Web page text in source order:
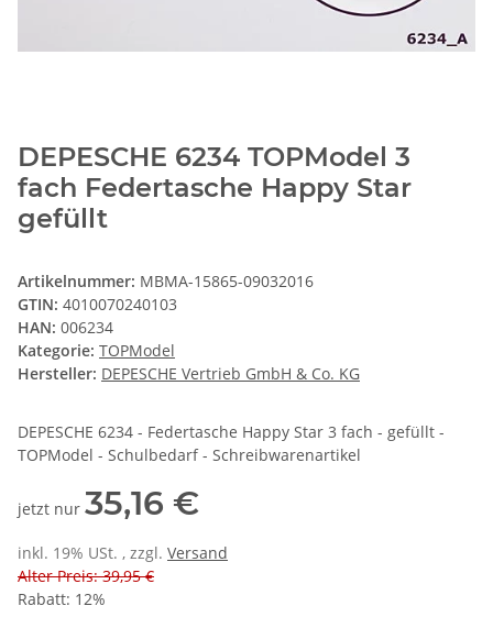
DEPESCHE 6234 TOPModel 3
fach Federtasche Happy Star
gefüllt
Artikelnummer: MBMA-15865-09032016
GTIN: 4010070240103
HAN: 006234
Kategorie: TOPModel
Hersteller: DEPESCHE Vertrieb GmbH & Co. KG
DEPESCHE 6234 - Federtasche Happy Star 3 fach - gefüllt -
TOPModel - Schulbedarf - Schreibwarenartikel
jetzt nur 35,16 €
inkl. 19% USt. , zzgl. Versand
Alter Preis: 39,95 €
Rabatt: 12%